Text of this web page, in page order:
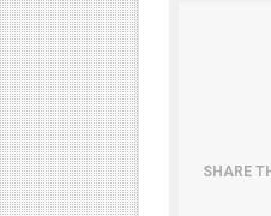
SHARE